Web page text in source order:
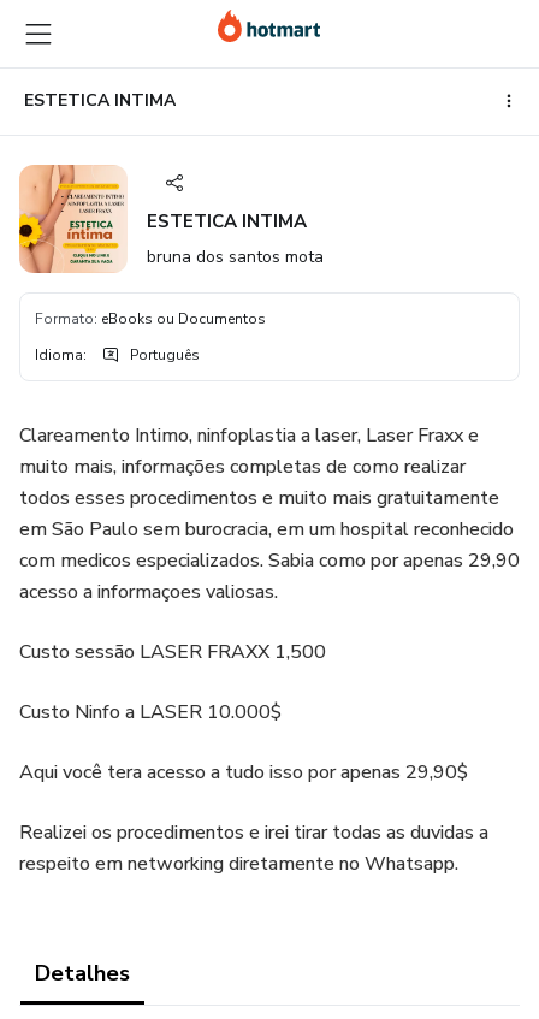
para
o
conteúdo
principal
para
o
pagamento
para
o
rodapéESTETICA INTIMA
ESTETICA INTIMA
bruna dos santos mota
Formato: eBooks ou Documentos
Idioma: Português
Clareamento Intimo, ninfoplastia a laser, Laser Fraxx e
muito mais, informações completas de como realizar
todos esses procedimentos e muito mais gratuitamente
em São Paulo sem burocracia, em um hospital reconhecido
com medicos especializados. Sabia como por apenas 29,90
acesso a informaçoes valiosas.
Custo sessão LASER FRAXX 1,500
Custo Ninfo a LASER 10.000$
Aqui você tera acesso a tudo isso por apenas 29,90$
Realizei os procedimentos e irei tirar todas as duvidas a
respeito em networking diretamente no Whatsapp.
Detalhes